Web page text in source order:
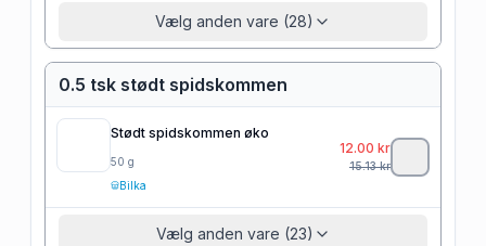
Vælg anden vare (28)
0.5 tsk stødt spidskommen
Stødt spidskommen øko
50 g
Bilka
12.00 kr
15.13kr
Vælg anden vare (23)